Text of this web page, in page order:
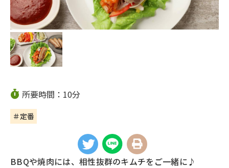
所要時間：10分
＃定番
BBQや焼肉には、相性抜群のキムチをご一緒に♪